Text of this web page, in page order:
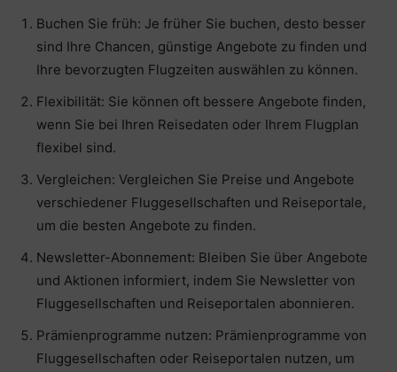
Buchen Sie früh: Je früher Sie buchen, desto besser
sind Ihre Chancen, günstige Angebote zu finden und
Ihre bevorzugten Flugzeiten auswählen zu können.
Flexibilität: Sie können oft bessere Angebote finden,
wenn Sie bei Ihren Reisedaten oder Ihrem Flugplan
flexibel sind.
Vergleichen: Vergleichen Sie Preise und Angebote
verschiedener Fluggesellschaften und Reiseportale,
um die besten Angebote zu finden.
Newsletter-Abonnement: Bleiben Sie über Angebote
und Aktionen informiert, indem Sie Newsletter von
Fluggesellschaften und Reiseportalen abonnieren.
Prämienprogramme nutzen: Prämienprogramme von
Fluggesellschaften oder Reiseportalen nutzen, um